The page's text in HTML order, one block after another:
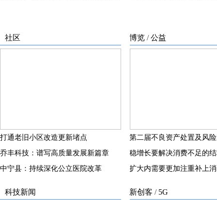
社区
打通老旧小区改造更新堵点
乔丰科技：谱写高质量发展新篇章
中宁县：持续深化公立医院改革
博览 /公益
稳增长要解决消费不足的
扩大内需要更加注重补上
科技新闻 新创客 / 5G